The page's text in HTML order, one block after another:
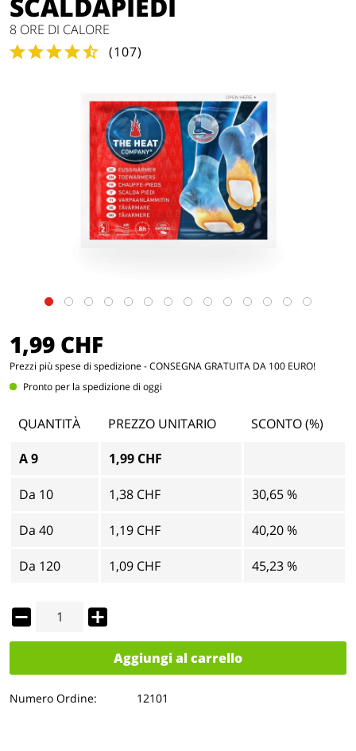
8 ORE DI CALORE
(107)
1,99 CHF
Prezzi più spese di spedizione- CONSEGNA GRATUITA DA 100 EURO!
Pronto per la spedizione di oggi
QUANTITÀ PREZZO UNITARIO
SCONTO (%)
A9 1,99 CHF
Da 10 1,38 CHF 30,65 %
Da 40 1,19 CHF 40,20 %
Da 120 1,09 CHF 45,23 %
Aggiungi al carrello
Numero Ordine: 12101